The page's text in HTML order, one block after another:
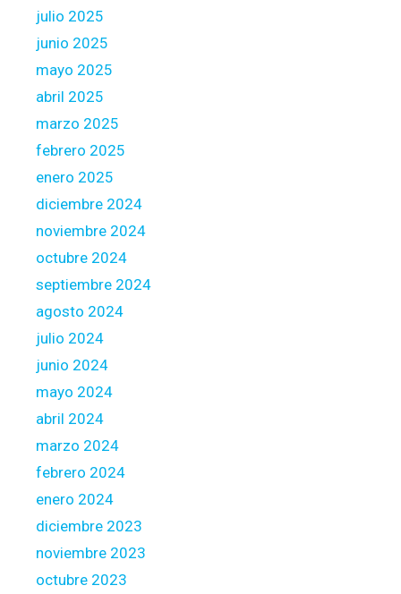
e
r
s
?
julio 2025
junio 2025
mayo 2025
abril 2025
marzo 2025
febrero 2025
enero 2025
diciembre 2024
noviembre 2024
octubre 2024
septiembre 2024
agosto 2024
julio 2024
junio 2024
mayo 2024
abril 2024
marzo 2024
febrero 2024
enero 2024
diciembre 2023
noviembre 2023
octubre 2023